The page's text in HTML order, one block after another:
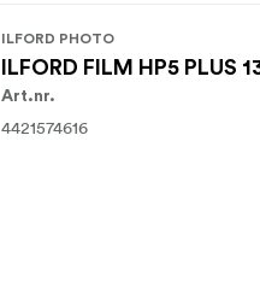
ILFORD PHOTO
ILFORD FILM HP5 PLUS
Art.nr.
4421574616